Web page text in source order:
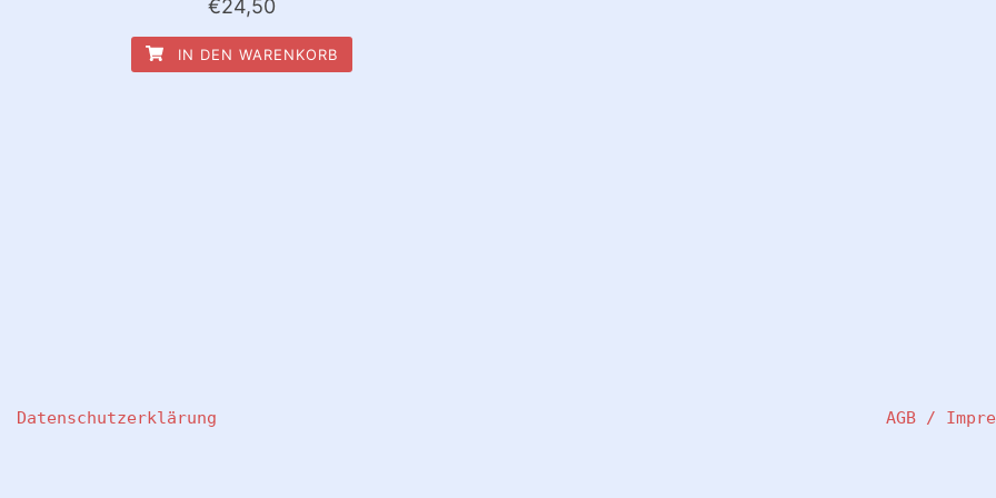
€24,50
IN DEN WARENKORB
Datenschutzerklärung AGB /